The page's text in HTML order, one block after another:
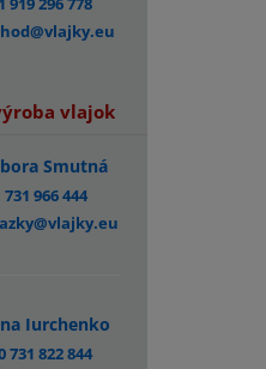
vlajok
Smutná
966 444
Iurchenko
731 822 844